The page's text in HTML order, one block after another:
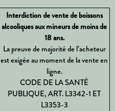
Interdiction de vente de boissons
alcooliques aux mineurs de moins de
18 ans.
La preuve de majorité de l’acheteur
est exigée au moment de la vente en
ligne.
CODE DE LA SANTÉ
PUBLIQUE, ART. L3342-1 ET
L3353-3